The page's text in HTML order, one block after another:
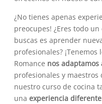
¿No tienes apenas
preocupes! ¿Eres todo
buscas es aprender
profesionales? ¡Tenemos
Romance nos adaptamos
profesionales y maestros
nuestro curso de cocina
una experiencia